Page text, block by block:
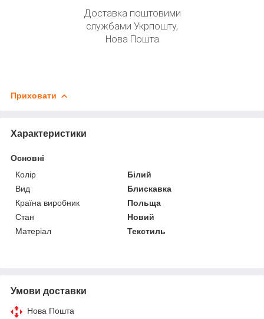
Доставка поштовими
службами Укрпошту,
Нова Пошта
Приховати
Характеристики
Основні
Колір
Білий
Вид
Блискавка
Країна виробник
Польща
Стан
Новий
Матеріал
Текстиль
Умови доставки
Нова Пошта